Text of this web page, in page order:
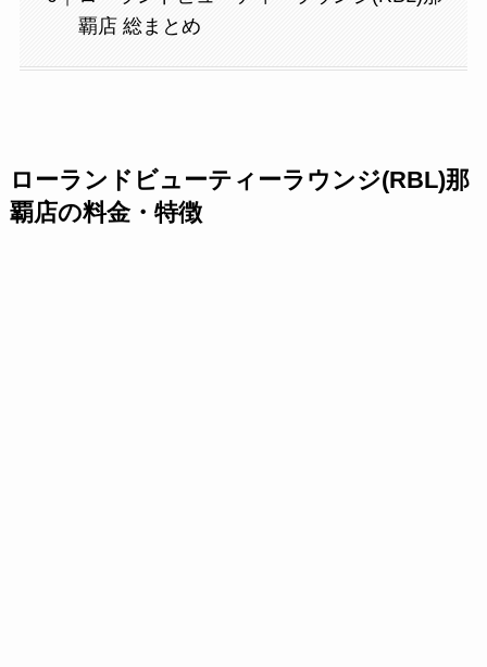
覇店 総まとめ
ローランドビューティーラウンジ(RBL)那
覇店の料金・特徴